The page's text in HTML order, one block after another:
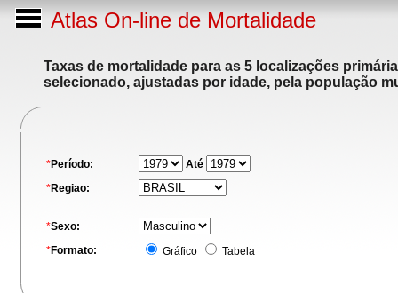
Atlas On-line de Mortalidade
Taxas de mortalidade para as 5 localizações
selecionado, ajustadas por idade, pela população
*Período:
Até
*Regiao:
*Sexo:
*Formato: Gráfico Tabela